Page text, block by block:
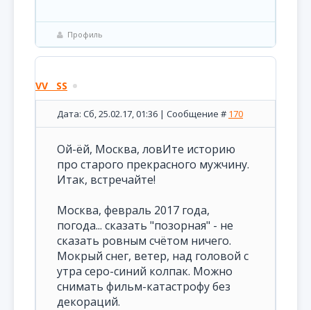
Профиль
VV__SS
Дата: Сб, 25.02.17, 01:36 | Сообщение # 170
Ой-ёй, Москва, ловИте историю
про старого прекрасного мужчину.
Итак, встречайте!
Москва, февраль 2017 года,
погода... сказать "позорная" - не
сказать ровным счётом ничего.
Мокрый снег, ветер, над головой с
утра серо-синий колпак. Можно
снимать фильм-катастрофу без
декораций.